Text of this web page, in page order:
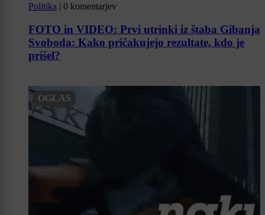
Politika | 0 komentarjev
FOTO in VIDEO: Prvi utrinki iz štaba Gibanja
Svoboda: Kako pričakujejo rezultate, kdo je
prišel?
OGLAS